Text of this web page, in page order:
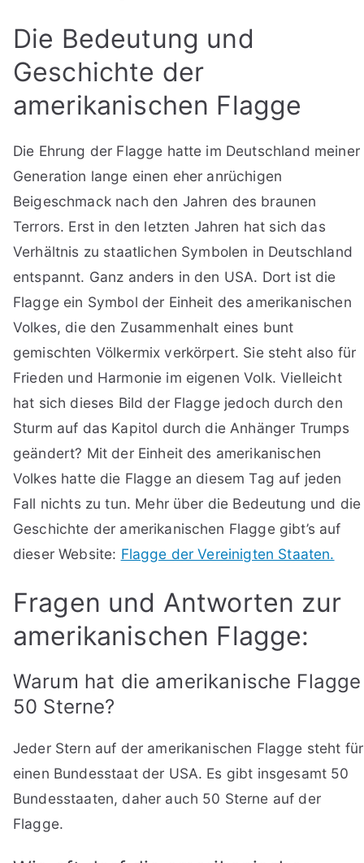
Die Bedeutung und
Geschichte der
amerikanischen Flagge
Die Ehrung der Flagge hatte im Deutschland meiner
Generation lange einen eher anrüchigen
Beigeschmack nach den Jahren des braunen
Terrors. Erst in den letzten Jahren hat sich das
Verhältnis zu staatlichen Symbolen in Deutschland
entspannt. Ganz anders in den USA. Dort ist die
Flagge ein Symbol der Einheit des amerikanischen
Volkes, die den Zusammenhalt eines bunt
gemischten Völkermix verkörpert. Sie steht also für
Frieden und Harmonie im eigenen Volk. Vielleicht
hat sich dieses Bild der Flagge jedoch durch den
Sturm auf das Kapitol durch die Anhänger Trumps
geändert? Mit der Einheit des amerikanischen
Volkes hatte die Flagge an diesem Tag auf jeden
Fall nichts zu tun. Mehr über die Bedeutung und die
Geschichte der amerikanischen Flagge gibt’s auf
dieser Website: Flagge der Vereinigten Staaten.
Fragen und Antworten zur
amerikanischen Flagge:
Warum hat die amerikanische Flagge
50 Sterne?
Jeder Stern auf der amerikanischen Flagge steht für
einen Bundesstaat der USA. Es gibt insgesamt 50
Bundesstaaten, daher auch 50 Sterne auf der
Flagge.